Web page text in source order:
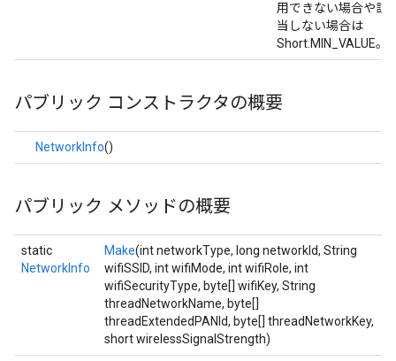
用できない場合や該
当しない場合は
Short.MIN_VALUE。
パブリック コンストラクタの概要
NetworkInfo()
パブリック メソッドの概要
static
NetworkInfo
Make(int networkType, long networkId, String
wifiSSID, int wifiMode, int wifiRole, int
wifiSecurityType, byte[] wifiKey, String
threadNetworkName, byte[]
threadExtendedPANId, byte[] threadNetworkKey,
short wirelessSignalStrength)